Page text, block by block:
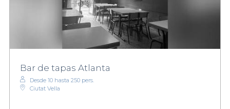
Bar de tapas Atlanta
Desde 10 hasta 250 pers.
Ciutat Vella